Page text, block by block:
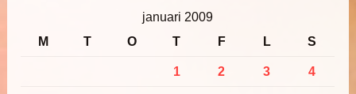
januari 2009
M
T O T F L S
1 2 3 4